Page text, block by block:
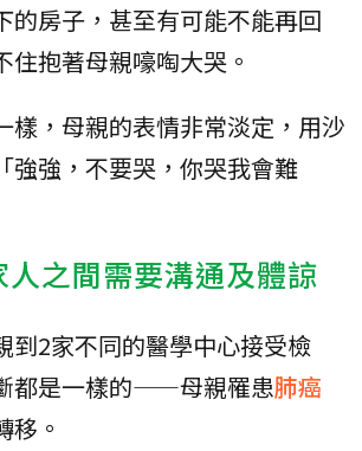
的房子，甚至有可能不能再回
住抱著母親嚎啕大哭。
樣，母親的表情非常淡定，用沙
強強，不要哭，你哭我會難
之間需要溝通及體諒
到2家不同的醫學中心接受檢
都是一樣的——母親罹患肺癌
移。